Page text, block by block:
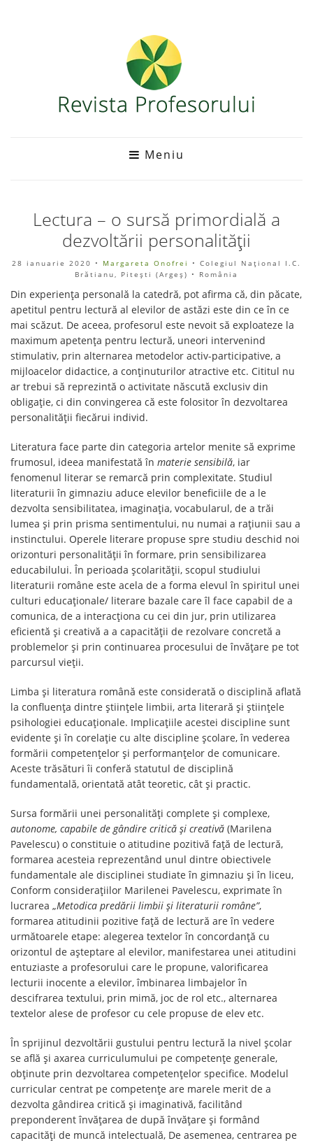
Meniu
Lectura – o sursă primordială a
dezvoltării personalității
28 ianuarie 2020 • Margareta Onofrei
• Colegiul Național I.C.
Brătianu, Pitești (Argeş) • România
Din experiența personală la catedră, pot afirma că, din păcate,
apetitul pentru lectură al elevilor de astăzi este din ce în ce
mai scăzut. De aceea, profesorul este nevoit să exploateze la
maximum apetența pentru lectură, uneori intervenind
stimulativ, prin alternarea metodelor activ-participative, a
mijloacelor didactice, a conținuturilor atractive etc. Cititul nu
ar trebui să reprezintă o activitate născută exclusiv din
obligație, ci din convingerea că este folositor în dezvoltarea
personalității fiecărui individ.
Literatura face parte din categoria artelor menite să exprime
frumosul, ideea manifestată în materie sensibilă, iar
fenomenul literar se remarcă prin complexitate. Studiul
literaturii în gimnaziu aduce elevilor beneficiile de a le
dezvolta sensibilitatea, imaginația, vocabularul, de a trăi
lumea și prin prisma sentimentului, nu numai a rațiunii sau a
instinctului. Operele literare propuse spre studiu deschid noi
orizonturi personalității în formare, prin sensibilizarea
educabilului. În perioada școlarității, scopul studiului
literaturii române este acela de a forma elevul în spiritul unei
culturi educaționale/ literare bazale care îl face capabil de a
comunica, de a interacționa cu cei din jur, prin utilizarea
eficientă și creativă a a capacității de rezolvare concretă a
problemelor și prin continuarea procesului de învățare pe tot
parcursul vieții.
Limba și literatura română este considerată o disciplină aflată
la confluența dintre științele limbii, arta literară și științele
psihologiei educaționale. Implicațiile acestei discipline sunt
evidente și în corelație cu alte discipline școlare, în vederea
formării competențelor și performanțelor de comunicare.
Aceste trăsături îi conferă statutul de disciplină
fundamentală, orientată atât teoretic, cât și practic.
Sursa formării unei personalități complete și complexe,
autonome, capabile de gândire critică și creativă (Marilena
Pavelescu) o constituie o atitudine pozitivă față de lectură,
formarea acesteia reprezentând unul dintre obiectivele
fundamentale ale disciplinei studiate în gimnaziu și în liceu,
Conform considerațiilor Marilenei Pavelescu, exprimate în
lucrarea „Metodica predării limbii și literaturii române”,
formarea atitudinii pozitive față de lectură are în vedere
următoarele etape: alegerea textelor în concordanță cu
orizontul de așteptare al elevilor, manifestarea unei atitudini
entuziaste a profesorului care le propune, valorificarea
lecturii inocente a elevilor, îmbinarea limbajelor în
descifrarea textului, prin mimă, joc de rol etc., alternarea
textelor alese de profesor cu cele propuse de elev etc.
În sprijinul dezvoltării gustului pentru lectură la nivel școlar
se află și axarea curriculumului pe competențe generale,
obținute prin dezvoltarea competențelor specifice. Modelul
curricular centrat pe competențe are marele merit de a
dezvolta gândirea critică și imaginativă, facilitând
preponderent învățarea de după învățare și formând
capacități de muncă intelectuală, De asemenea, centrarea pe